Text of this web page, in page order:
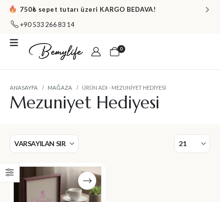
750₺ sepet tutarı üzeri KARGO BEDAVA!
+90 533 266 83 14
0
ANASAYFA MAĞAZA ÜRÜN ADI - MEZUNIYET HEDIYESI
Mezuniyet Hediyesi